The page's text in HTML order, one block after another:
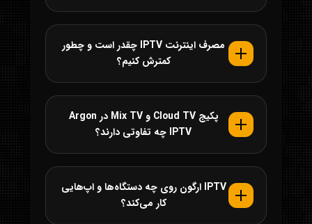
مصرف اینترنت IPTV چقدر است و چطور
کمترش کنیم؟
پکیج Cloud TV و Mix TV در Argon
IPTV چه تفاوتی دارند؟
IPTV ارگون روی چه دستگاه‌ها و اپ‌هایی
کار می‌کند؟